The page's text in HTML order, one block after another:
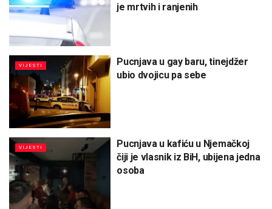
je mrtvih i ranjenih
VIJESTI
Pucnjava u gay baru, tinejdžer
ubio dvojicu pa sebe
VIJESTI
Pucnjava u kafiću u Njemačkoj
čiji je vlasnik iz BiH, ubijena jedna
osoba